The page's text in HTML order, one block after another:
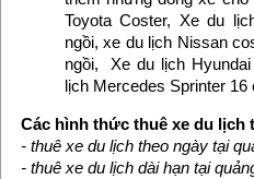
Toyota Coster, Xe du
ngồi, xe du lịch Nissan
ngồi, Xe du lịch
lịch Mercedes Sprinter
Các hình thức thuê xe du lịch
- thuê xe du lịch theo ngày tại
- thuê xe du lịch dài hạn tại